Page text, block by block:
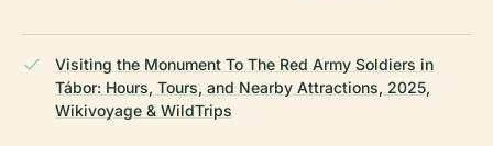
Visiting the Monument To The Red Army Soldiers in
Tábor: Hours, Tours, and Nearby Attractions, 2025,
Wikivoyage & WildTrips